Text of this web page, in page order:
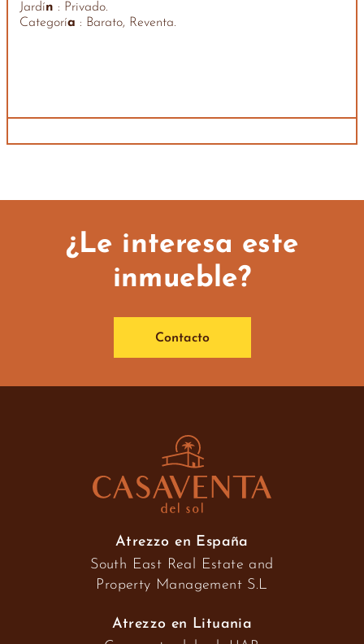
Jardín : Privado.
Categoría : Barato, Reventa.
¿Le interesa este
inmueble?
Contacto
Atrezzo en España
South East Real Estate and
Property Management S.L
Atrezzo en Lituania